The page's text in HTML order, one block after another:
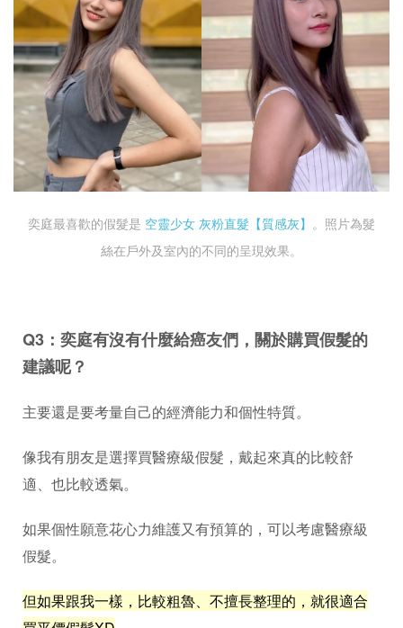
奕庭最喜歡的假髮是 空靈少女 灰粉直髮【質感灰】 。照片為髮
絲在戶外及室內的不同的呈現效果。
Q3：奕庭有沒有什麼給癌友們，關於購買假髮的
建議呢？
主要還是要考量自己的經濟能力和個性特質。
像我有朋友是選擇買醫療級假髮，戴起來真的比較舒
適、也比較透氣。
如果個性願意花心力維護又有預算的，可以考慮醫療級
假髮。
但如果跟我一樣，比較粗魯、不擅長整理的，就很適合